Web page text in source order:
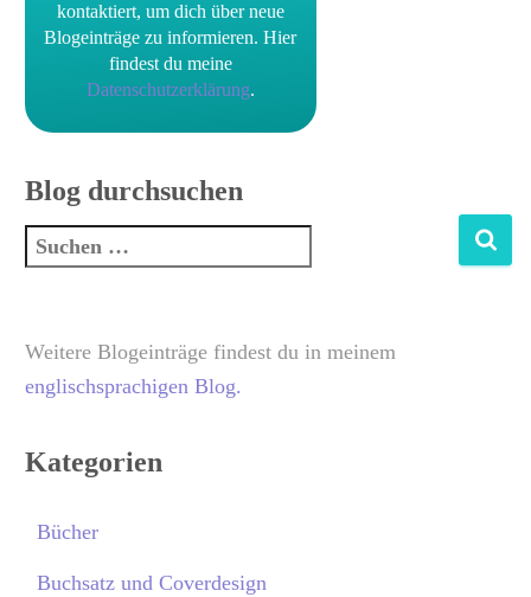
kontaktiert, um dich über neue
Blogeinträge zu informieren.Hier
findest du meine
Datenschutzerklärung.
Blog durchsuchen
Weitere Blogeinträge findest du in meinem
englischsprachigen Blog.
Kategorien
Bücher
Buchsatz und Coverdesign